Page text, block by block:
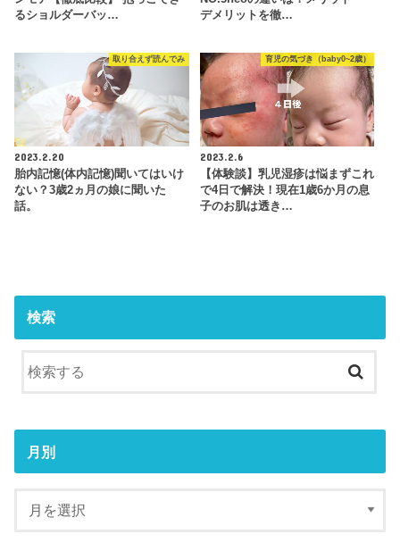
るショルダーバッ…
デメリットを徹…
取り合えず読んでみ
2023.2.20
胎内記憶(体内記憶)聞いてはいけ
ない？3歳2ヵ月の娘に聞いた
話。
育児の気づき（baby0~2歳）
2023.2.6
【体験談】乳児湿疹は悩まずこれ
で4日で解決！現在1歳6か月の息
子のお肌は透き…
検索
月別